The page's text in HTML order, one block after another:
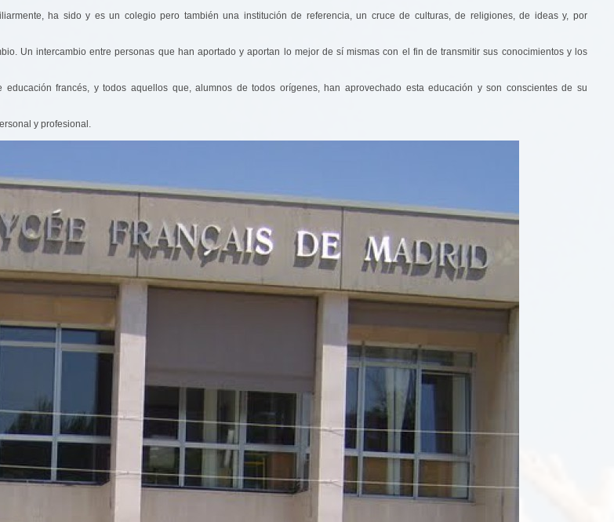
ha sido y es un colegio pero también una institución de referencia, un cruce de culturas, de religiones, de ideas y, por
Un intercambio entre personas que han aportado y aportan lo mejor de sí mismas con el fin de transmitir sus conocimientos y los
educación francés, y todos aquellos que, alumnos de todos orígenes, han aprovechado esta educación y son conscientes de su
y profesional.